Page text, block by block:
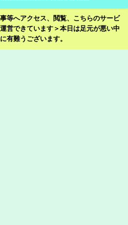
等へアクセス、閲覧、こちらのサービ
営できています＞本日は足元が悪い中
有難うございます。